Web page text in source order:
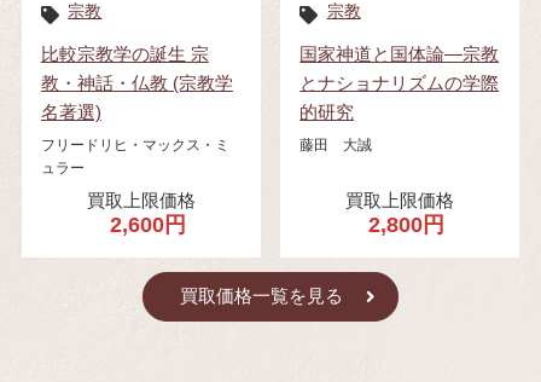
宗教
比較宗教学の誕生 宗
教・神話・仏教 (宗教学
名著選)
フリードリヒ・マックス・ミ
ュラー
買取上限価格
2,600円
宗教
国家神道と国体論—宗教
とナショナリズムの学際
的研究
藤田 大誠
買取上限価格
2,800円
買取価格一覧を見る